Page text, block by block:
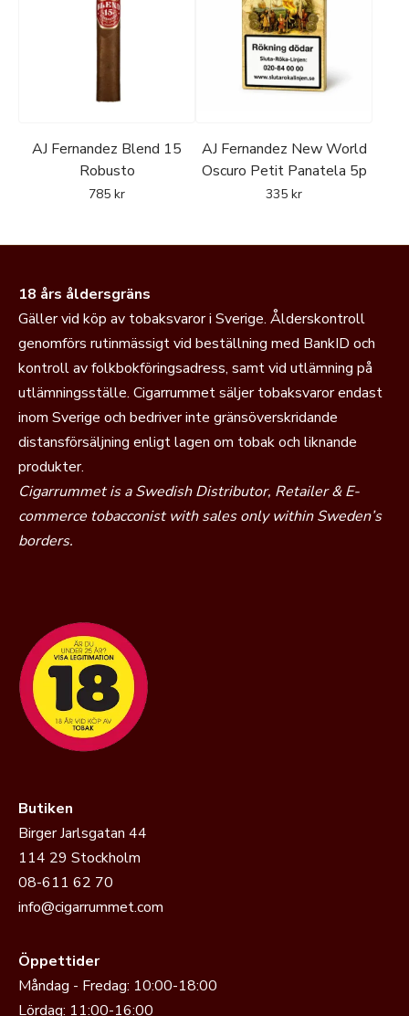
AJ Fernandez Blend 15
Robusto
785 kr
AJ Fernandez New World
Oscuro Petit Panatela 5p
335 kr
18 års åldersgräns
Gäller vid köp av tobaksvaror i Sverige. Ålderskontroll
genomförs rutinmässigt vid beställning med BankID och
kontroll av folkbokföringsadress, samt vid utlämning på
utlämningsställe. Cigarrummet säljer tobaksvaror endast
inom Sverige och bedriver inte gränsöverskridande
distansförsäljning enligt lagen om tobak och liknande
produkter.
Cigarrummet is a Swedish Distributor, Retailer & E-
commerce tobacconist with sales only within Sweden’s
borders.
Butiken
Birger Jarlsgatan 44
114 29 Stockholm
08-611 62 70
info@cigarrummet.com
Öppettider
Måndag - Fredag: 10:00-18:00
Lördag: 11:00-16:00